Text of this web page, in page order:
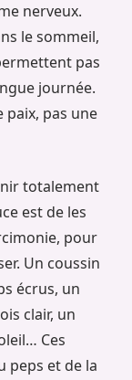
nerveux.
le sommeil,
pas
journée.
pas une
totalement
est de les
pour
Un coussin
écrus, un
clair, un
Ces
peps et de la